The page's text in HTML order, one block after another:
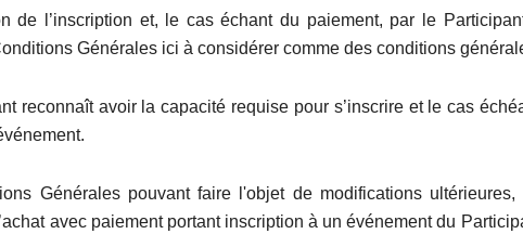
de l’inscription et, le cas échant du paiement, par le
Générales ici à considérer comme des conditions
reconnaît avoir la capacité requise pour s’inscrire et le cas
Générales pouvant faire l'objet de modifications
avec paiement portant inscription à un événement du